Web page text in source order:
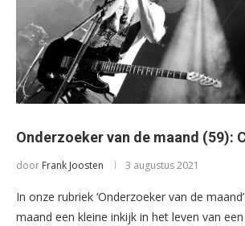
Onderzoeker van de maand (59):
door Frank Joosten 3 augustus 2021
In onze rubriek ‘Onderzoeker van de
maand een kleine inkijk in het leven van een